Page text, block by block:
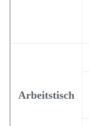
Arbeitstisch